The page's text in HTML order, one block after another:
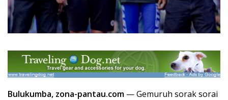
Bulukumba, zona-pantau.com — Gemuruh sorak sorai